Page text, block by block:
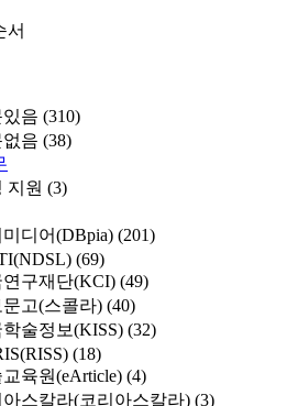
서
음 (310)
음 (38)
지원 (3)
미디어(DBpia) (201)
(69)
연구재단(KCI) (49)
문고(스콜라) (40)
학술정보(KISS) (32)
(18)
육원(eArticle) (4)
아스칼라(코리아스칼라) (3)